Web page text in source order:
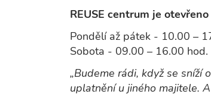
REUSE centrum je
Pondělí až pátek - 10.00 –
Sobota - 09.00 – 16.00 hod.
„Budeme rádi, když se sníží
uplatnění u jiného majitele.